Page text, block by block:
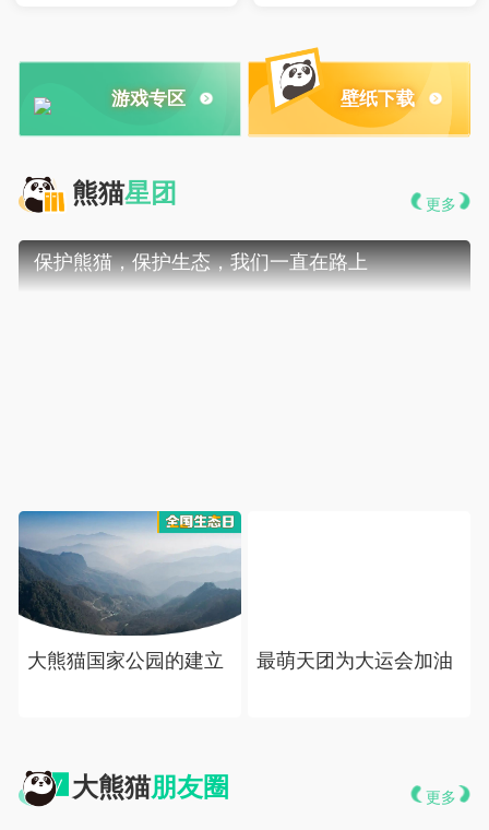
游戏专区 壁纸下载
熊猫星团 更多
保护熊猫，保护生态，我们一直在路上
大熊猫国家公园的建立 最萌天团为大运会加油
大熊猫朋友圈 更多